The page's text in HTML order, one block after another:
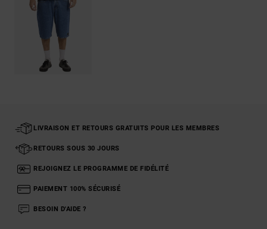
LIVRAISON ET RETOURS GRATUITS POUR LES MEMBRES
RETOURS SOUS 30 JOURS
REJOIGNEZ LE PROGRAMME DE FIDÉLITÉ
PAIEMENT 100% SÉCURISÉ
BESOIN D'AIDE ?